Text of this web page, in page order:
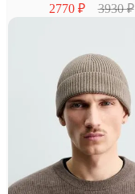
2770 ₽ 3930 ₽